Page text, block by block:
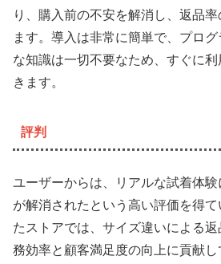
り、購入前の不安を解消し、返品
ます。導入は非常に簡単で、プロ
な知識は一切不要なため、すぐに
きます。
評判
ユーザーからは、リアルな試着体
が解消されたという高い評価を得
たストアでは、サイズ違いによる
務効率と顧客満足度の向上に貢献